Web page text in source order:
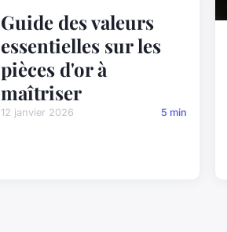
Guide des valeurs
essentielles sur les
pièces d'or à
maîtriser
12 janvier 2026 5 min